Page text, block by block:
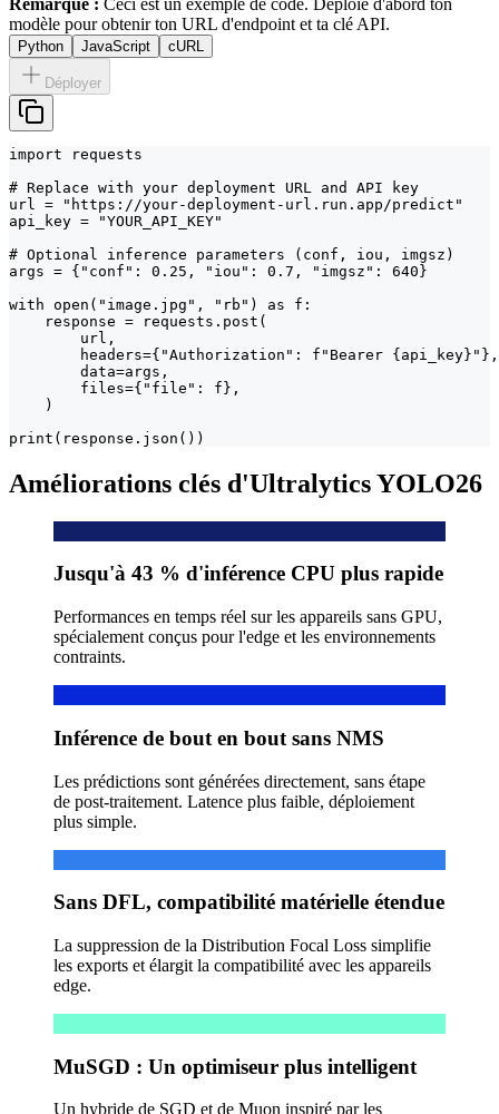
modèle pour obtenir ton URL d'endpoint et ta clé API.
Python JavaScript cURL
Déployer
import requests
# Replace with your deployment URL and API key
url = "https://your-deployment-url.run.app/predict"
api_key = "YOUR_API_KEY"
# Optional inference parameters (conf, iou, imgsz)
args = {"conf": 0.25, "iou": 0.7, "imgsz": 640}
with open("image.jpg", "rb") as f:
    response = requests.post(
        url,
        headers={"Authorization": f"Bearer {api_key}"},
        data=args,
        files={"file": f},
    )
print(response.json())
Améliorations clés d'Ultralytics YOLO26
Jusqu'à 43 % d'inférence CPU plus rapide
Performances en temps réel sur les appareils sans GPU,
spécialement conçus pour l'edge et les environnements
contraints.
Inférence de bout en bout sans NMS
Les prédictions sont générées directement, sans étape
de post-traitement. Latence plus faible, déploiement
plus simple.
Sans DFL, compatibilité matérielle étendue
La suppression de la Distribution Focal Loss simplifie
les exports et élargit la compatibilité avec les appareils
edge.
MuSGD : Un optimiseur plus intelligent
Un hybride de SGD et de Muon inspiré par les